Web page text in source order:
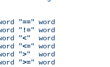
"==" word
"
!=" word
"
<"  word
"
<=" word
"
>"  word
"
>=" word